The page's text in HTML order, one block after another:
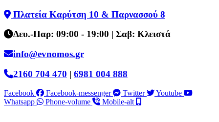
Skip
to
content
Πλατεία Καρύτση 10 & Παρνασσού 8
Δευ.-Παρ: 09:00 - 19:00 | Σαβ: Κλειστά
info@evnomos.gr
2160 704 470 | 6981 004 888
Facebook Facebook-messenger Twitter
Youtube
Whatsapp
Phone-volume Mobile-alt